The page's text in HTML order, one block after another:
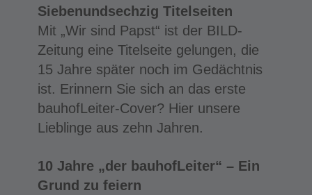
Siebenundsechzig Titelseiten
Mit „Wir sind Papst“ ist der BILD-
Zeitung eine Titelseite gelungen, die
15 Jahre später noch im Gedächtnis
ist. Erinnern Sie sich an das erste
bauhofLeiter-Cover? Hier unsere
Lieblinge aus zehn Jahren.
10 Jahre „der bauhofLeiter“ – Ein
Grund zu feiern